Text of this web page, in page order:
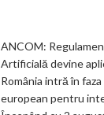
ANCOM:
Artificială devine
România intră în
european pentru